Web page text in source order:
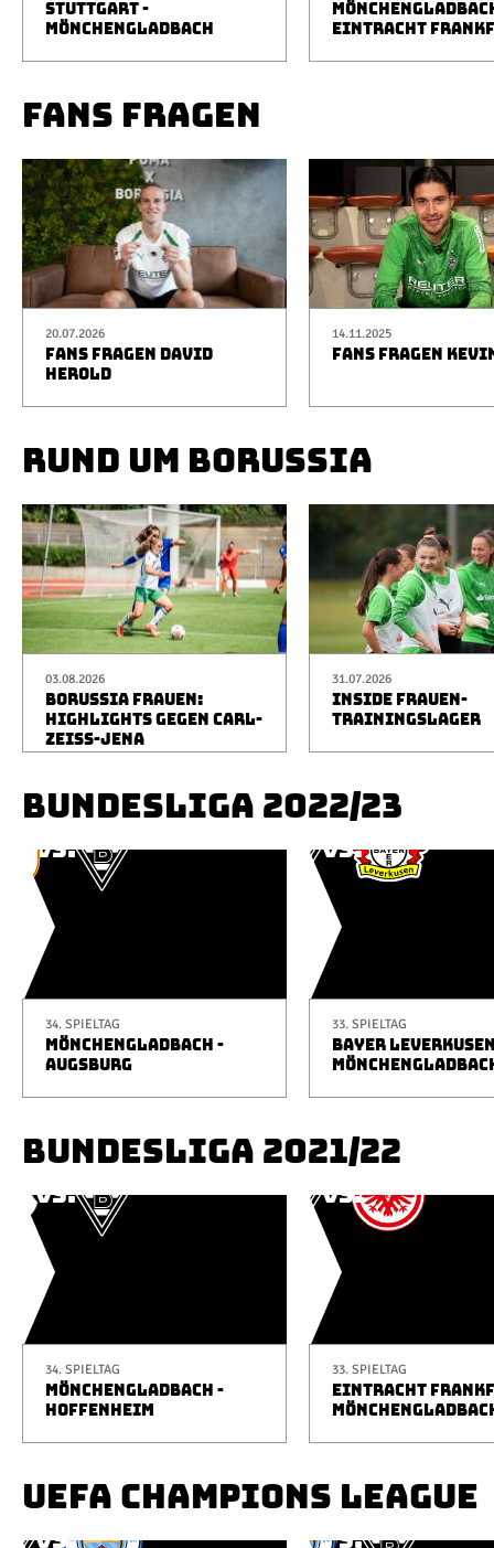
STUTTGART -
MÖNCHENGLADBACH
EINTRACHT
FANS FRAGEN
20.07.2026
FANS FRAGEN DAVID
HEROLD
14.11.2025
FANS FRAGEN
RUND UM BORUSSIA
03.08.2026
BORUSSIA FRAUEN:
HIGHLIGHTS GEGEN CARL-
ZEISS-JENA
31.07.2026
INSIDE FRAUEN-
TRAININGSLAGER
BUNDESLIGA 2022/23
34. SPIELTAG
MÖNCHENGLADBACH -
AUGSBURG
33. SPIELTAG
BAYER
BUNDESLIGA 2021/22
34. SPIELTAG
MÖNCHENGLADBACH -
HOFFENHEIM
33. SPIELTAG
EINTRACHT
UEFA CHAMPIONS LEAGUE